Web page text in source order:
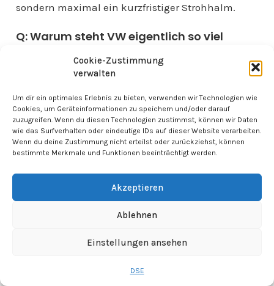
Cookie-Zustimmung
verwalten
Um dir ein optimales Erlebnis zu bieten, verwenden wir Technologien wie
Cookies, um Geräteinformationen zu speichern und/oder darauf
zuzugreifen. Wenn du diesen Technologien zustimmst, können wir Daten
wie das Surfverhalten oder eindeutige IDs auf dieser Website verarbeiten.
Wenn du deine Zustimmung nicht erteilst oder zurückziehst, können
bestimmte Merkmale und Funktionen beeinträchtigt werden.
Akzeptieren
Ablehnen
Einstellungen ansehen
DSE
sondern maximal ein kurzfristiger Strohhalm.
Q: Warum steht VW eigentlich so viel
deutsche Autobauer mit ähnlichen
A: Gute Frage, denn da gibt’s tatsächlich gewaltige
Unterschiede in der Strategie. BMW hat früh
verstanden, dass man sich nicht auf eine
konsequent technologieoffen. Die bauen E-Autos,
Verbrenner, Hybride – je nachdem, was der Markt
gerade will. Das gibt ihnen eine Flexibilität, die VW
haben sich politisch getrieben voll auf E-Mobilität
eingeschossen, während der Markt – besonders in